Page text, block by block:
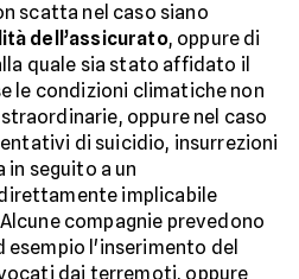
scatta nel caso siano
dell’assicurato, oppure di
quale sia stato affidato il
le condizioni climatiche non
oppure nel caso
di suicidio, insurrezioni
in seguito a un
implicabile
compagnie prevedono
esempio l'inserimento del
dai terremoti, oppure